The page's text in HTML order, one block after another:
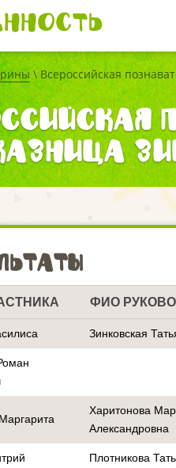
\ Всероссийская
ФИО
Зинковская
Харитонова
Александровна
Плотникова